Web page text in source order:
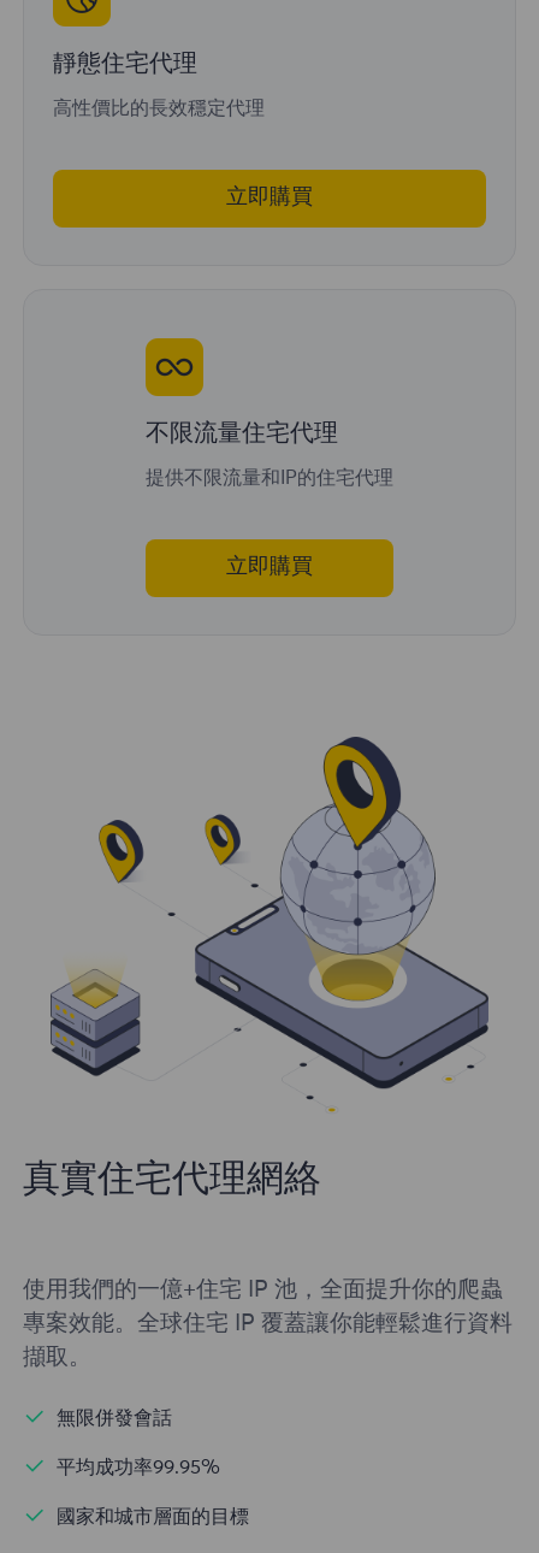
靜態住宅代理
高性價比的長效穩定代理
立即購買
不限流量住宅代理
提供不限流量和IP的住宅代理
立即購買
真實住宅代理網絡
使用我們的一億+住宅 IP 池，全面提升你的爬蟲
專案效能。全球住宅 IP 覆蓋讓你能輕鬆進行資料
擷取。
無限併發會話
平均成功率99.95%
國家和城市層面的目標